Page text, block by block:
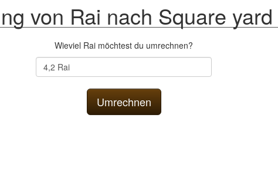
von Rai nach Square yard
Wieviel Rai möchtest du umrechnen?